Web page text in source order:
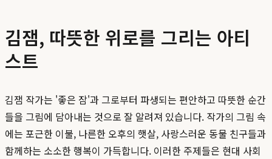
김잼, 따뜻한 위로를 그리는 아티
스트
김잼 작가는 '좋은 잠'과 그로부터 파생되는 편안하고 따뜻한 순간
들을 그림에 담아내는 것으로 잘 알려져 있습니다. 작가의 그림 속
에는 포근한 이불, 나른한 오후의 햇살, 사랑스러운 동물 친구들과
함께하는 소소한 행복이 가득합니다. 이러한 주제들은 현대 사회